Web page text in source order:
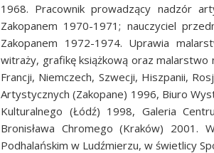
1968. Pracownik prowadzący nadzór
Zakopanem 1970-1971; nauczyciel
Zakopanem 1972-1974. Uprawia
witraży, grafikę książkową oraz
Francji, Niemczech, Szwecji, Hiszpanii,
Artystycznych (Zakopane) 1996, Biuro
Kulturalnego (Łódź) 1998, Galeria
Bronisława Chromego (Kraków) 2001.
Podhalańskim w Ludźmierzu, w świetlicy